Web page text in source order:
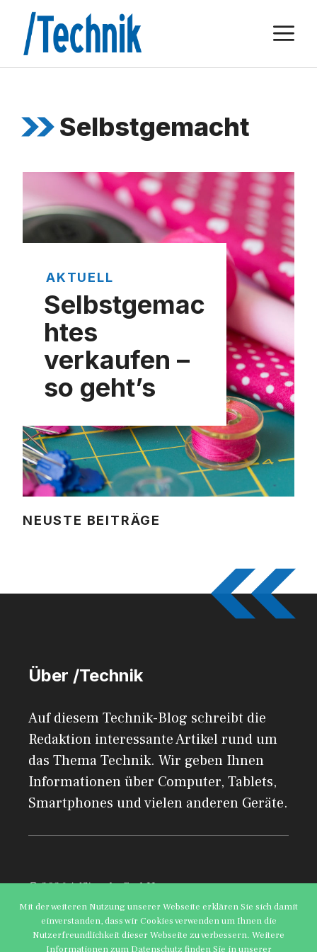
Inhalt
springen
Selbstgemacht
AKTUELL
Selbstgemac
htes
verkaufen –
so geht’s
NEUSTE BEITRÄGE
Über /Technik
Auf diesem Technik-Blog schreibt die
Redaktion interessante Artikel rund um
das Thema Technik. Wir geben Ihnen
Informationen über Computer, Tablets,
Smartphones und vielen anderen Geräte.
© 2026 AdSimple GmbH
Impressum Datenschutzerklärung
Mit der weiteren Nutzung unserer Webseite erklären Sie sich damit
einverstanden, dass wir Cookies verwenden um Ihnen die
Nutzerfreundlichkeit dieser Webseite zu verbessern. Weitere
Informationen zum Datenschutz finden Sie in unserer